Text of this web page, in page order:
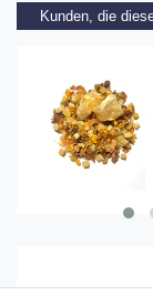
Kunden, die